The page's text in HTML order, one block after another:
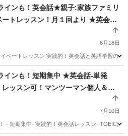
インも！英会話★親子:家族ファミリ
ートレッスン！月１回より ★英会話
6月18日
ベートレッスン 実践的！英会話と英語学習の
会話 東京 文京区 英会話
インも！短期集中 ★英会話-単発
レッスン可！マンツーマン個人＆グ
7月10日
- 短期集中- 実践的！英会話レッスン- TOEIC,